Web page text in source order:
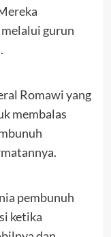
gurun
Romawi yang
membalas
pembunuh
ketika